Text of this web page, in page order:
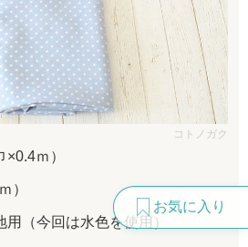
コトノガク
ｍ）
）
今回は水色を使用）
お気に入り